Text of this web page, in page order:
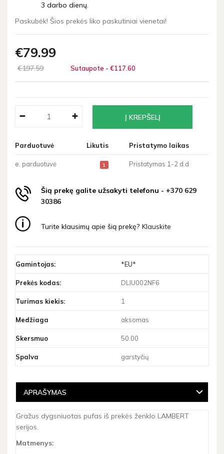
3 darbo dienų.
Paskubėk! Šios prekės liko paskutiniai vienetai!
€79 99
€19759 Sutaupote - €117 60
Parduotuvė Likutis Pristatymo laikas
e. parduotuvė 1 Pristatymas 1-2 d.d
Šią prekę galite užsakyti telefonu - +370 629
30386
Turite klausimų apie šią prekę? Klauskite
Gamintojas: *EU*
Prekės kodas: DLIU002NF6
Turimas kiekis: 1
Medžiaga aksomas
Skersmuo 50.00
Spalva garstyčių
APRAŠYMAS
Gražus dygsniuotas pufas iš prekės ženklo LAMBERT
serijos.
Matmenys: